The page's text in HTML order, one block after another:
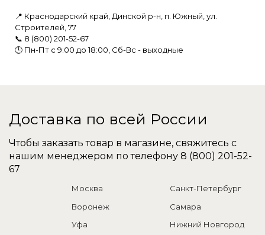
📍 Краснодарский край, Динской р-н, п. Южный, ул.
Строителей, 77
📞 8 (800) 201-52-67
🕒 Пн-Пт с 9:00 до 18:00, Сб-Вс - выходные
Доставка по всей России
Чтобы заказать товар в магазине, свяжитесь с
нашим менеджером по телефону 8 (800) 201-52-
67
Москва
Санкт-Петербург
Воронеж
Самара
Уфа
Нижний Новгород